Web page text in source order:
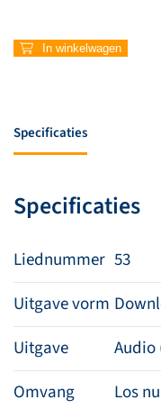
53
lives
aantal
In winkelwagen
Specificaties
Specificaties
Liednummer 53
Uitgave vorm
Uitgave
Audio
Omvang
Los